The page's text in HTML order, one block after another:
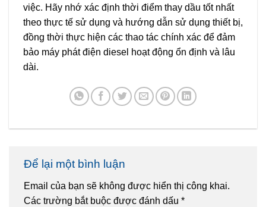
việc. Hãy nhớ xác định thời điểm thay dầu tốt nhất
theo thực tế sử dụng và hướng dẫn sử dụng thiết bị,
đồng thời thực hiện các thao tác chính xác để đảm
bảo máy phát điện diesel hoạt động ổn định và lâu
dài.
Để lại một bình luận
Email của bạn sẽ không được hiển thị công khai.
Các trường bắt buộc được đánh dấu *